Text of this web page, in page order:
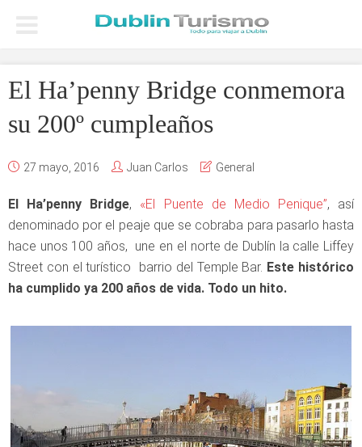
El Ha’penny Bridge conmemora
su 200º cumpleaños
27 mayo, 2016 Juan Carlos General
El Ha’penny Bridge, «El Puente de Medio Penique”, así
denominado por el peaje que se cobraba para pasarlo hasta
hace unos 100 años, une en el norte de Dublín la calle Liffey
Street con el turístico barrio del Temple Bar. Este histórico
ha cumplido ya 200 años de vida. Todo un hito.